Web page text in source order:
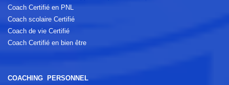
Coach Certifié en PNL
Coach scolaire Certifié
Coach de vie Certifié
Coach Certifié en bien être
COACHING PERSONNEL